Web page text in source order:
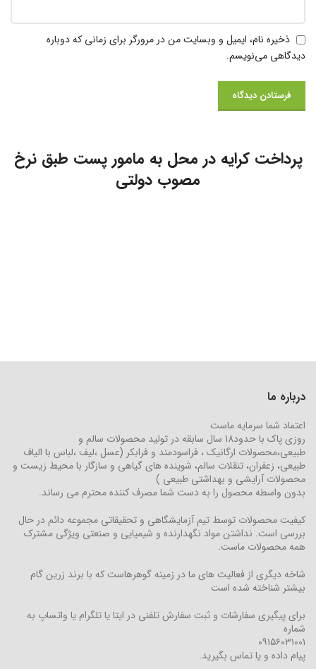
ذخیره نام، ایمیل و وبسایت من در مرورگر برای زمانی که دوباره
دیدگاهی می‌نویسم.
پرداخت کرایه در محل به مامور پست طبق نرخ
مصوب دولتی
درباره ما
اعتماد شما سرمایه ماست
روزی پاک با حدود18 سال سابقه در تولید محصولات سالم و
طبیعی،محصولات ارگانیک ، فراسودمند و فرابکر (عسل ،لیف ،لباس با الیاف
طبیعی، زعفران، تنقلات سالم، شوینده های گیاهی و سازگار با محیط زیست و
محصولات آرایشی و بهداشتی طبیعی )
بدون واسطه محصول را به دست شما مصرف کننده محترم می رساند.
کیفیت محصولات توسط تیم آزمایشگاهی و تحقیقاتی مجموعه دائم در حال
بررسی است. نداشتن مواد نگهدارنده و شیمیایی و صنعتی ویژگی مشترک
همه محصولات ماست.
شاخه دیگری از فعالیت های ما در زمینه گوهرهاست که با برند زرین گام
بیشتر شناخته شده است
برای پیگیری سفارشات و ثبت سفارش تلفنی در ایتا یا تلگرام یا واتساپ به
شماره
۰۹۱۵۶۰۳۱۰۰۱
پیام داده و یا تماس بگیرید.